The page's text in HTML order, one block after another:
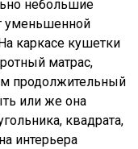
небольшие
уменьшенной
каркасе кушетки
матрас,
продолжительный
или же она
квадрата,
интерьера